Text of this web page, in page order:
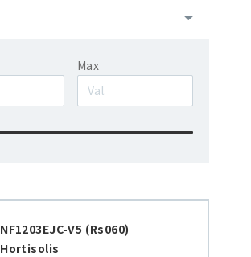
Max
NF1203EJC-V5 (Rs060)
Hortisolis